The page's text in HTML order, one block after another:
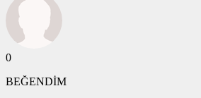
0
BEĞENDİM